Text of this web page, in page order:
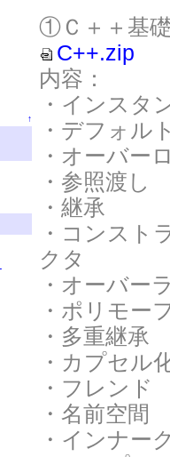
↑
①Ｃ＋＋基
C++.zip
内容：
・インスタ
・デフォル
・オーバー
・参照渡し
・継承
・コンスト
クタ
・オーバー
・ポリモー
・多重継承
・カプセル
・フレンド
・名前空間
・インナー